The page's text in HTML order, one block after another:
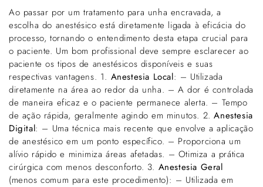
Ao passar por um tratamento para unha encravada, a
escolha do anestésico está diretamente ligada à eficácia do
processo, tornando o entendimento desta etapa crucial para
o paciente. Um bom profissional deve sempre esclarecer ao
paciente os tipos de anestésicos disponíveis e suas
respectivas vantagens. 1. Anestesia Local: – Utilizada
diretamente na área ao redor da unha. – A dor é controlada
de maneira eficaz e o paciente permanece alerta. – Tempo
de ação rápida, geralmente agindo em minutos. 2.Anestesia
Digital: – Uma técnica mais recente que envolve a aplicação
de anestésico em um ponto específico. – Proporciona um
alívio rápido e minimiza áreas afetadas. – Otimiza a prática
cirúrgica com menos desconforto. 3. Anestesia Geral
(menos comum para este procedimento): – Utilizada em